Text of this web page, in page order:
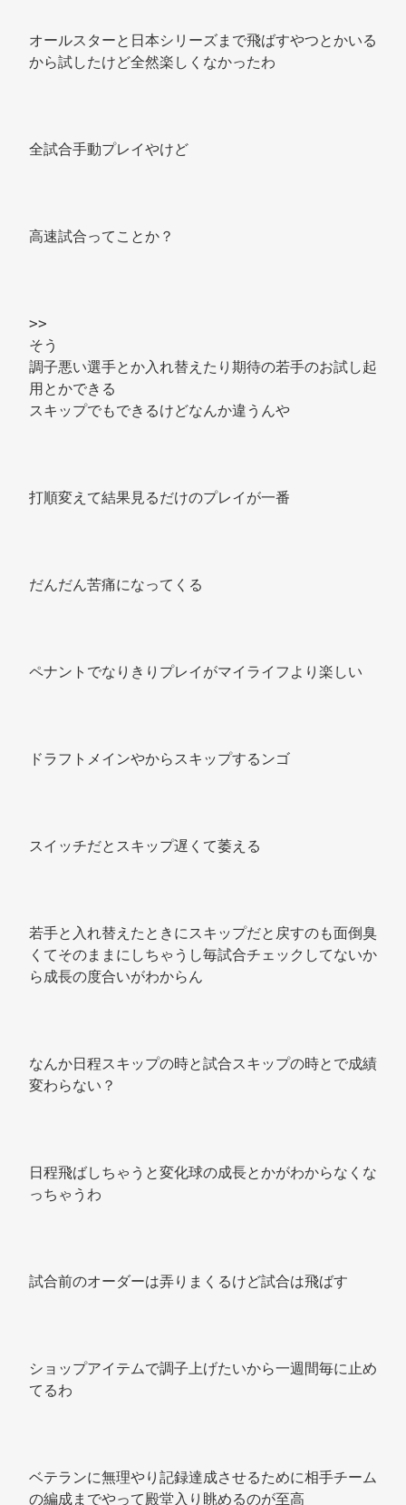
オールスターと日本シリーズまで飛ばすやつとかいる
から試したけど全然楽しくなかったわ
全試合手動プレイやけど
高速試合ってことか？
>>
そう
調子悪い選手とか入れ替えたり期待の若手のお試し起
用とかできる
スキップでもできるけどなんか違うんや
打順変えて結果見るだけのプレイが一番
だんだん苦痛になってくる
ペナントでなりきりプレイがマイライフより楽しい
ドラフトメインやからスキップするンゴ
スイッチだとスキップ遅くて萎える
若手と入れ替えたときにスキップだと戻すのも面倒臭
くてそのままにしちゃうし毎試合チェックしてないか
ら成長の度合いがわからん
なんか日程スキップの時と試合スキップの時とで成績
変わらない？
日程飛ばしちゃうと変化球の成長とかがわからなくな
っちゃうわ
試合前のオーダーは弄りまくるけど試合は飛ばす
ショップアイテムで調子上げたいから一週間毎に止め
てるわ
ベテランに無理やり記録達成させるために相手チーム
の編成までやって殿堂入り眺めるのが至高